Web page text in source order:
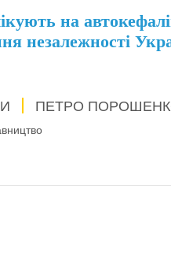
на
незалежності
ПЕТРО